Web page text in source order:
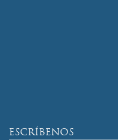
ESCRÍBENOS